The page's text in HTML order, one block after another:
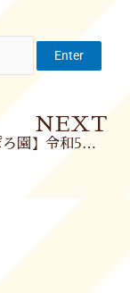
NEXT
【新さっぽろ園】令和5年3月24日(金)